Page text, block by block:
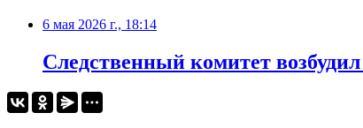
6 мая 2026 г., 18:14
Следственный комитет